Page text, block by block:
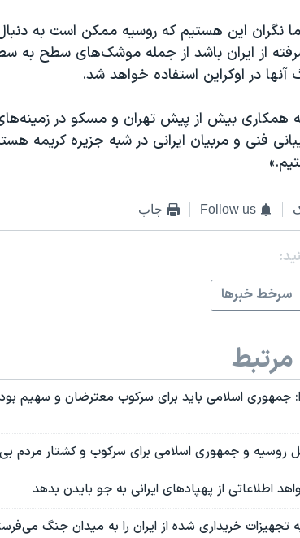
نگران این هستیم که روسیه ممکن است به
از ایران باشد از جمله موشک‌های سطح به
در اوکراین استفاده خواهد شد.
به همکاری بیش از پیش تهران و مسکو در
فنی و مربیان ایرانی در شبه جزیره کریمه
Follow us چاپ
سرخط خبرها
جمهوری اسلامی باید برای سرکوب معترضان و سهیم
روسیه و جمهوری اسلامی برای سرکوب و کشتار مردم
اطلاعاتی از پهپادهای ایرانی به جو بایدن بدهد
تجهیزات خریداری شده از ایران را به میدان جنگ